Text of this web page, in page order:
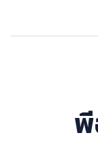
ราชการ, รัฐวิสาหกิ
พลังงาน, สิ่งแวดล้
พี